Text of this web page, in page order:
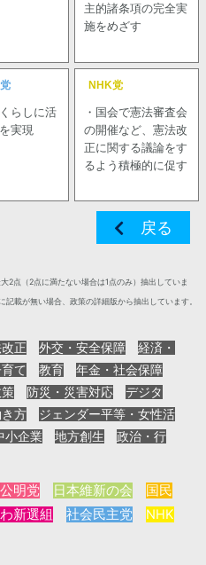
主的諸条項の完全実
施をめざす
らしに活
実現
NHK党
・国会で憲法審査会
の開催など、憲法改
正に関する議論をす
るよう積極的に促す
戻る
2点（2点に満たない場合は1点のみ）抽出していま
載が無い場合、政策の詳細版から抽出しています。
正 外交・安全保障
経済・
て 教育
年金・社会保障
防災・災害対応
デジタ
方
ジェンダー平等・女性活
小企業 地方創生
政治・行
公明党 日本維新の会
国民
新選組 社会民主党
NHK